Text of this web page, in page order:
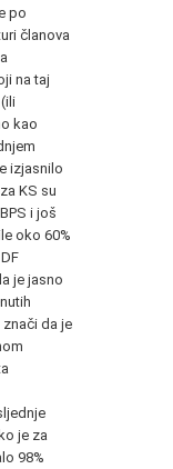
po
članova
na taj
kao
izjasnilo
KS su
i još
oko 60%
je jasno
da je
je za
98%